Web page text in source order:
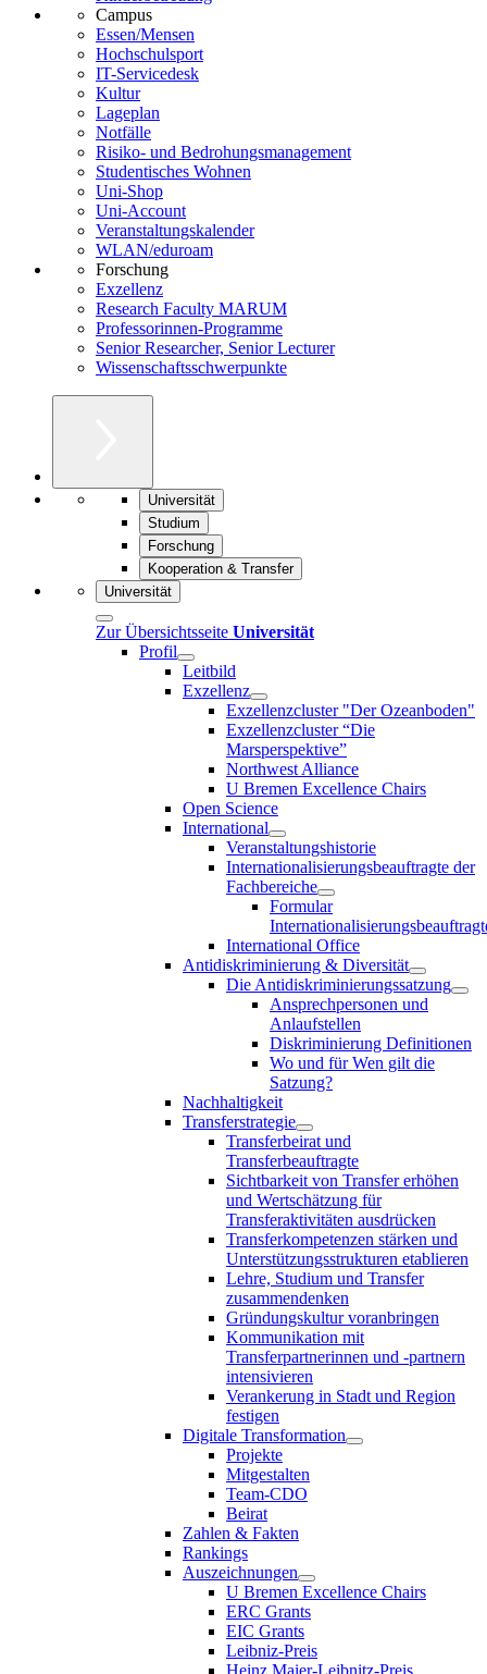
Campus
Essen/Mensen
Hochschulsport
IT-Servicedesk
Kultur
Lageplan
Notfälle
Risiko- und Bedrohungsmanagement
Studentisches Wohnen
Uni-Shop
Uni-Account
Veranstaltungskalender
WLAN/eduroam
Forschung
Exzellenz
Research Faculty MARUM
Professorinnen-Programme
Senior Researcher, Senior Lecturer
Wissenschaftsschwerpunkte
Universität
Studium
Forschung
Kooperation & Transfer
Universität
Zur Übersichtsseite Universität
Profil
Leitbild
Exzellenz
Exzellenzcluster "Der Ozeanboden"
Exzellenzcluster “Die
Marsperspektive”
Northwest Alliance
U Bremen Excellence Chairs
Open Science
International
Veranstaltungshistorie
Internationalisierungsbeauftragte der
Fachbereiche
Formular
International Office
Antidiskriminierung & Diversität
Die Antidiskriminierungssatzung
Ansprechpersonen und
Anlaufstellen
Diskriminierung Definitionen
Wo und für Wen gilt die
Satzung?
Nachhaltigkeit
Transferstrategie
Transferbeirat und
Transferbeauftragte
Sichtbarkeit von Transfer erhöhen
und Wertschätzung für
Transferaktivitäten ausdrücken
Transferkompetenzen stärken und
Unterstützungsstrukturen etablieren
Lehre, Studium und Transfer
zusammendenken
Gründungskultur voranbringen
Kommunikation mit
Transferpartnerinnen und -partnern
intensivieren
Verankerung in Stadt und Region
festigen
Digitale Transformation
Projekte
Mitgestalten
Team-CDO
Beirat
Zahlen & Fakten
Rankings
Auszeichnungen
U Bremen Excellence Chairs
ERC Grants
EIC Grants
Leibniz-Preis
Heinz Maier-Leibnitz-Preis